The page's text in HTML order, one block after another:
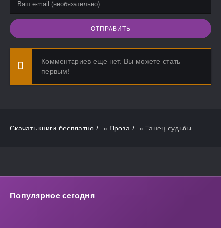
Популярное сегодня
ОТПРАВИТЬ
Комментариев еще нет. Вы можете стать
первым!
Скачать книги бесплатно » Проза » Танец судьбы